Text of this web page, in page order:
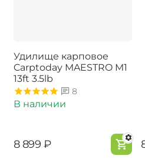
Удилище карповое
Carptoday MAESTRO M1
13ft 3.5lb
8
В наличии
‍8 899‍ ₽